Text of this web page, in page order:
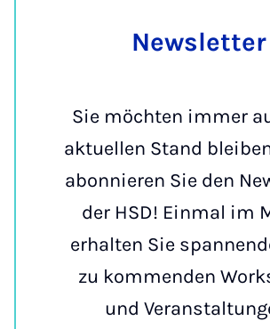
Newslet­ter
Sie möchten immer
aktuellen Stand
abonnieren Sie den
der HSD! Einmal im
erhalten Sie
zu kommenden
und